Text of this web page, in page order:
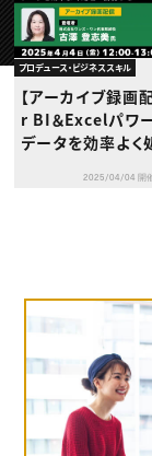
スキルアップし
デザイン
プログラミング
動画配信・映
編集・ライティ
マーケティング
ディレクション
業界解説・キャ
お役立ち基礎
TOP Creator’s
TOP Creator’s
Webクリエイ
アプリクリエイ
ゲームクリエイ
映像クリエイタ
マーケッター
クリエイター
セミナー
ニュース・トレ
ニュース・トレ
プロデュース・ビジネススキル
【アーカイブ録画
r BI＆Excelパワ
データを効率よく
2025/04/04 開催